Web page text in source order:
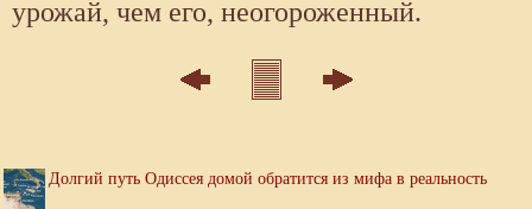
урожай, чем его, неогороженный.
Долгий путь Одиссея домой обратится из мифа в реальность